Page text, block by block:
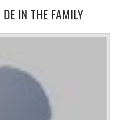
DE IN THE FAMILY